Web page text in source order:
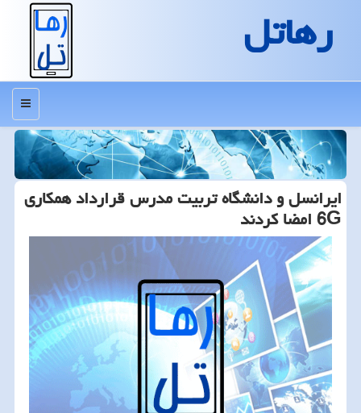
رهاتل
منو
ایرانسل و دانشگاه تربیت مدرس قرارداد همكاری
6G امضا كردند